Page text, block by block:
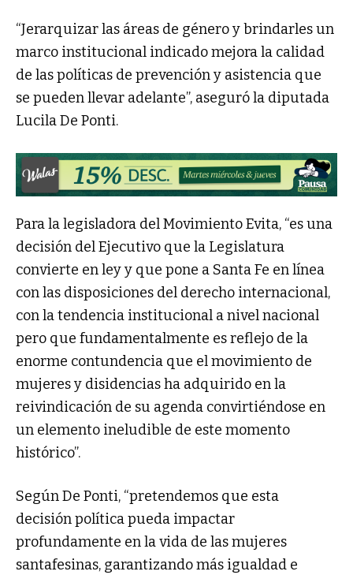
“Jerarquizar las áreas de género y brindarles un
marco institucional indicado mejora la calidad
de las políticas de prevención y asistencia que
se pueden llevar adelante”, aseguró la diputada
Lucila De Ponti.
Para la legisladora del Movimiento Evita, “es una
decisión del Ejecutivo que la Legislatura
convierte en ley y que pone a Santa Fe en línea
con las disposiciones del derecho internacional,
con la tendencia institucional a nivel nacional
pero que fundamentalmente es reflejo de la
enorme contundencia que el movimiento de
mujeres y disidencias ha adquirido en la
reivindicación de su agenda convirtiéndose en
un elemento ineludible de este momento
histórico”.
Según De Ponti, “pretendemos que esta
decisión política pueda impactar
profundamente en la vida de las mujeres
santafesinas, garantizando más igualdad e